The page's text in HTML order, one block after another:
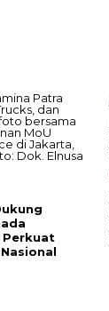
Perkuat